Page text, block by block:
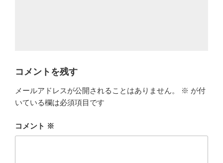
コメントを残す
メールアドレスが公開されることはありません。 ※ が付
いている欄は必須項目です
コメント ※